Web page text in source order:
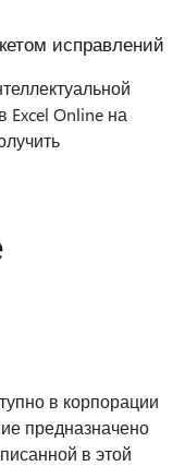
исправлений
Excel Online на
в корпорации
предназначено
в этой